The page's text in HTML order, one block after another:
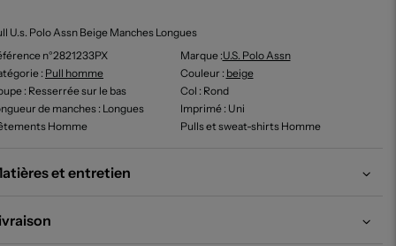
U.s. Polo Assn Beige Manches Longues
n°2821233PX
Marque :U.s. Polo Assn
: Pull homme Couleur : beige
: Resserrée sur le bas Col : Rond
de manches : Longues Imprimé: Uni
Homme
Pulls et sweat-shirts Homme
et entretien